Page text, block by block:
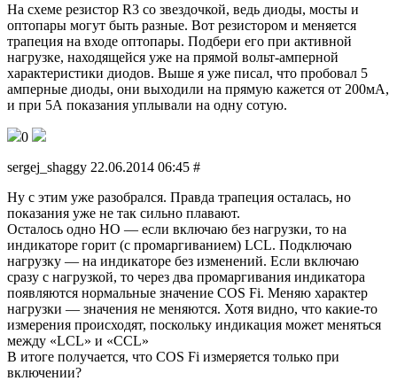
На схеме резистор R3 со звездочкой, ведь диоды, мосты и
оптопары могут быть разные. Вот резистором и меняется
трапеция на входе оптопары. Подбери его при активной
нагрузке, находящейся уже на прямой вольт-амперной
характеристики диодов. Выше я уже писал, что пробовал 5
амперные диоды, они выходили на прямую кажется от 200мА,
и при 5А показания уплывали на одну сотую.
0
sergej_shaggy 22.06.2014 06:45 #
Ну с этим уже разобрался. Правда трапеция осталась, но
показания уже не так сильно плавают.
Осталось одно НО — если включаю без нагрузки, то на
индикаторе горит (с промаргиванием) LCL. Подключаю
нагрузку — на индикаторе без изменений. Если включаю
сразу с нагрузкой, то через два промаргивания индикатора
появляются нормальные значение COS Fi. Меняю характер
нагрузки — значения не меняются. Хотя видно, что какие-то
измерения происходят, поскольку индикация может меняться
между «LCL» и «CCL»
В итоге получается, что COS Fi измеряется только при
включении?